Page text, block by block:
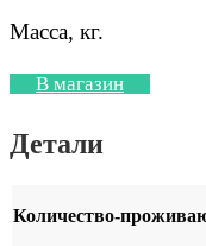
Масса,
В магазин
Детали
Количество-